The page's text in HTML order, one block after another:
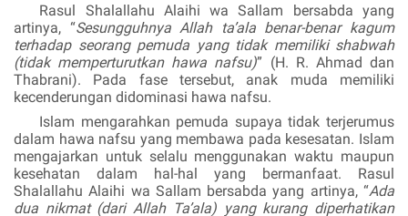
Rasul Shalallahu Alaihi wa Sallam
bersabda yang
artinya, “Sesungguhnya Allah ta’alabenar-benar kagum
terhadap seorang pemuda yang tidak memiliki shabwah
(tidak memperturutkan hawa nafsu)” (H. R. Ahmad dan
Thabrani). Pada fase tersebut, anak muda memiliki
kecenderungan didominasi hawa nafsu.
Islam mengarahkan pemuda supaya tidak terjerumus
dalam hawa nafsu yang membawa pada kesesatan. Islam
mengajarkan untuk selalu menggunakan waktu maupun
kesehatan dalam hal-hal yang bermanfaat. Rasul
Shalallahu Alaihi wa Sallam bersabda yang artinya, “Ada
dua nikmat (dari Allah Ta’ala) yang kurang diperhatikan